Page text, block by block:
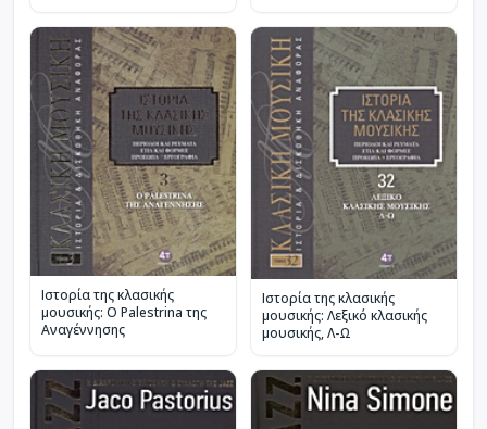
Ιστορία της κλασικής
μουσικής: Ο Palestrina της
Αναγέννησης
Ιστορία της κλασικής
μουσικής: Λεξικό κλασικής
μουσικής, Λ-Ω